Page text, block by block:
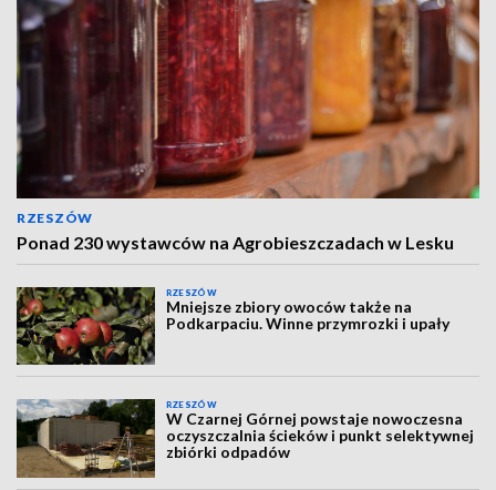
RZESZÓW
Ponad 230 wystawców na Agrobieszczadach w Lesku
RZESZÓW
Mniejsze zbiory owoców także na
Podkarpaciu. Winne przymrozki i upały
RZESZÓW
W Czarnej Górnej powstaje nowoczesna
oczyszczalnia ścieków i punkt selektywnej
zbiórki odpadów